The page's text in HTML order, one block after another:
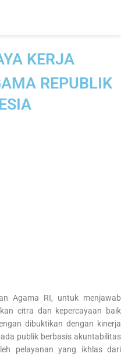
KERJA
REPUBLIK
Agama RI, untuk menjawab
citra dan kepercayaan baik
dibuktikan dengan kinerja
publik berbasis akuntabilitas
pelayanan yang ikhlas dari